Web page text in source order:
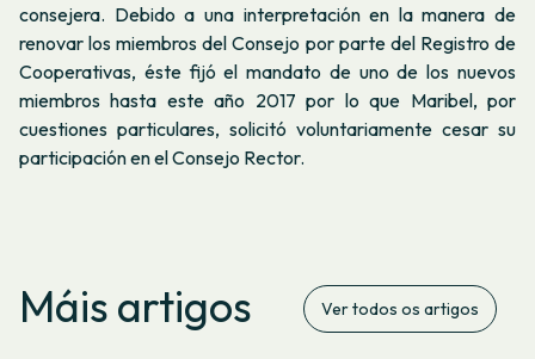
consejera. Debido a una interpretación en la manera de
renovar los miembros del Consejo por parte del Registro de
Cooperativas, éste fijó el mandato de uno de los nuevos
miembros hasta este año 2017 por lo que Maribel, por
cuestiones particulares, solicitó voluntariamente cesar su
participación en el Consejo Rector.
Máis artigos Ver todos os artigos